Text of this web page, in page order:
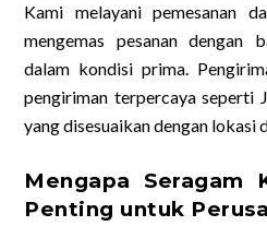
Kami melayani pemesanan
mengemas pesanan dengan
dalam kondisi prima.
pengiriman terpercaya seperti
yang disesuaikan dengan lokasi
Mengapa Seragam
Penting untuk